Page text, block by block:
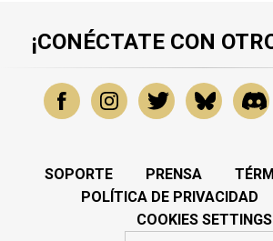
¡CONÉCTATE CON
SOPORTE PRENSA
POLÍTICA DE PRIVACIDAD
COOKIES SETTINGS